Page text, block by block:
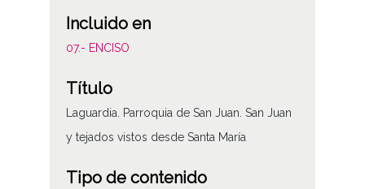
Incluido en
07.- ENCISO
Título
Laguardia. Parroquia de San Juan. San Juan
y tejados vistos desde Santa María
Tipo de contenido